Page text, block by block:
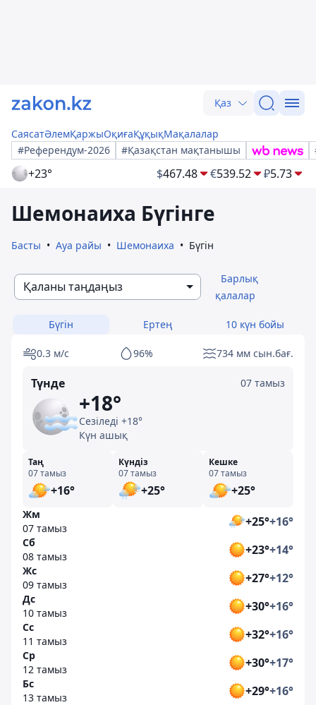
Қаз
СаясатӘлемҚаржыОқиғаҚұқықМақалалар
#Референдум-2026
#Қазақстан мақтанышы
+23° $467.48 €539.52 ₽5.73
Шемонаиха Бүгінге
Басты Ауа райы Шемонаиха Бүгін
Қаланы таңдаңыз
Барлық
қалалар
Бүгін Ертең 10 күн бойы
0.3 м/с 96% 734 мм сын.бағ.
Түнде 07 тамыз
+18°
Сезіледі +18°
Күн ашық
Таң
07 тамыз
+16°
Күндіз
07 тамыз
+25°
Кешке
07 тамыз
+25°
Жм
07 тамыз
+25°+16°
Сб
08 тамыз
+23°+14°
Жс
09 тамыз
+27°+12°
Дс
10 тамыз
+30°+16°
Сс
11 тамыз
+32°+16°
Ср
12 тамыз
+30°+17°
Бс
13 тамыз
+29°+16°